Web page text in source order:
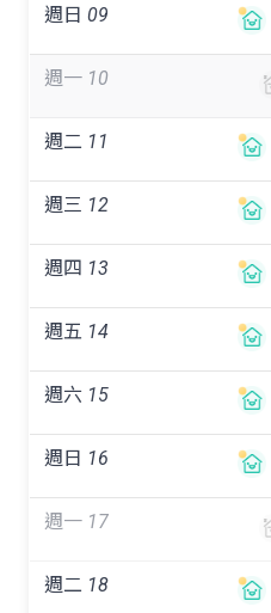
週日 09
週一 10
週二 11
週三 12
週四 13
週五 14
週六 15
週日 16
週一 17
週二 18